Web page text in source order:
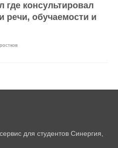
консультировал
речи, обучаемости и
для студентов Синергия,